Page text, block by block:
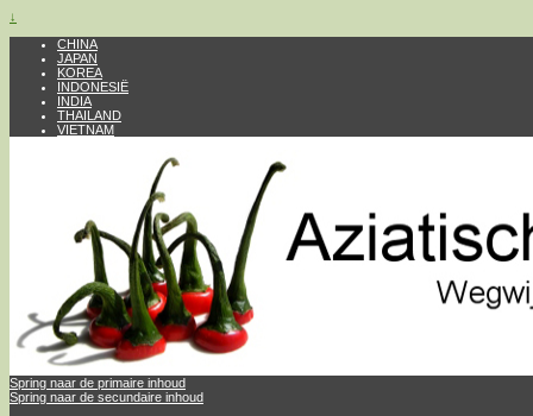
↓
CHINA
JAPAN
KOREA
INDONESIË
INDIA
THAILAND
VIETNAM
Spring naar de primaire inhoud
Spring naar de secundaire inhoud